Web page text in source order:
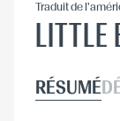
Traduitde
LITTLE
RÉSUMÉ